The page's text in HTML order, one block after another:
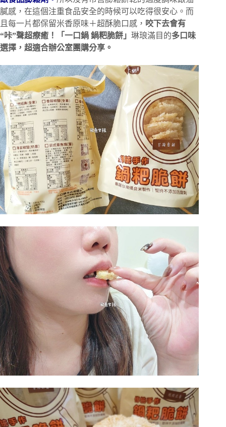
膩感，在這個注重食品安全的時候可以吃得很安心。而
且每一片都保留米香原味＋超酥脆口感， 咬下去會有
“咔”聲超療癒！「一口鍋 鍋粑脆餅」 琳琅滿目的多口味
選擇，超適合辦公室團購分享。